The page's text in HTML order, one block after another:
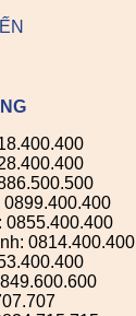
0899.400.400
0855.400.400
0814.400.400